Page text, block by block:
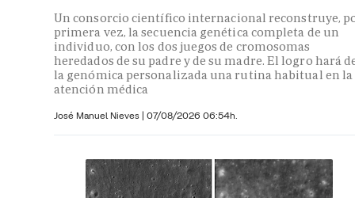
Un consorcio científico internacional reconstruye,
primera vez, la secuencia genética completa de un
individuo, con los dos juegos de cromosomas
heredados de su padre y de su madre. El logro hará
la genómica personalizada una rutina habitual en la
atención médica
José Manuel Nieves | 07/08/2026 06:54h.